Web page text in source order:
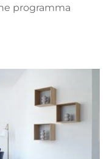
programma